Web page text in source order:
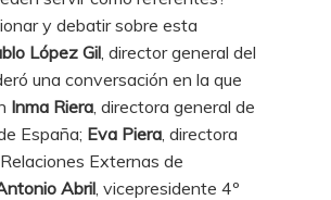
y debatir sobre esta
López Gil , director general del
una conversación en la que
Inma Riera , directora general de
España; Eva Piera , directora
Externas de
Abril , vicepresidente 4º